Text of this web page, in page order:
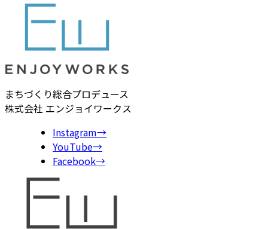
まちづくり総合プロデュース
株式会社 エンジョイワークス
Instagram→
YouTube→
Facebook→